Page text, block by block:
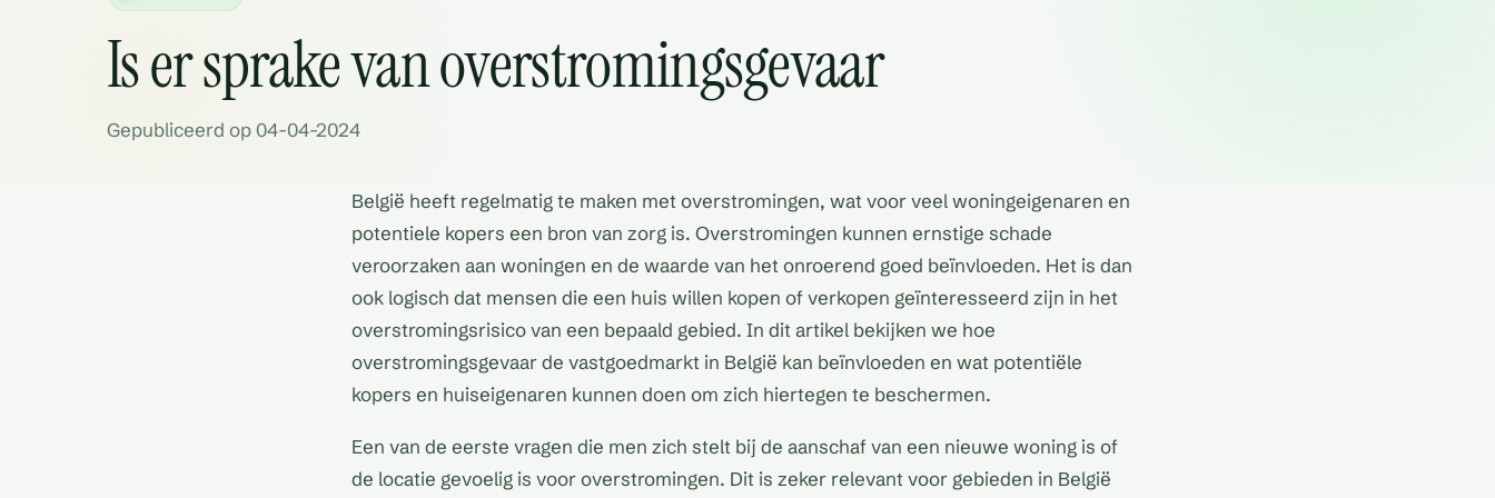
Is er sprake van overstromingsgevaar
Gepubliceerd op 04-04-2024
België heeft regelmatig te maken met overstromingen, wat voor veel woningeigenaren en
potentiele kopers een bron van zorg is. Overstromingen kunnen ernstige schade
veroorzaken aan woningen en de waarde van het onroerend goed beïnvloeden. Het is dan
ook logisch dat mensen die een huis willen kopen of verkopen geïnteresseerd zijn in het
overstromingsrisico van een bepaald gebied. In dit artikel bekijken we hoe
overstromingsgevaar de vastgoedmarkt in België kan beïnvloeden en wat potentiële
kopers en huiseigenaren kunnen doen om zich hiertegen te beschermen.
Een van de eerste vragen die men zich stelt bij de aanschaf van een nieuwe woning is of
de locatie gevoelig is voor overstromingen. Dit is zeker relevant voor gebieden in België